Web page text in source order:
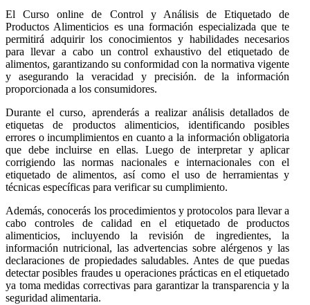
El Curso online de Control y Análisis de Etiquetado de
Productos Alimenticios es una formación especializada que te
permitirá adquirir los conocimientos y habilidades necesarios
para llevar a cabo un control exhaustivo del etiquetado de
alimentos, garantizando su conformidad con la normativa vigente
y asegurando la veracidad y precisión. de la información
proporcionada a los consumidores.
Durante el curso, aprenderás a realizar análisis detallados de
etiquetas de productos alimenticios, identificando posibles
errores o incumplimientos en cuanto a la información obligatoria
que debe incluirse en ellas. Luego de interpretar y aplicar
corrigiendo las normas nacionales e internacionales con el
etiquetado de alimentos, así como el uso de herramientas y
técnicas específicas para verificar su cumplimiento.
Además, conocerás los procedimientos y protocolos para llevar a
cabo controles de calidad en el etiquetado de productos
alimenticios, incluyendo la revisión de ingredientes, la
información nutricional, las advertencias sobre alérgenos y las
declaraciones de propiedades saludables. Antes de que puedas
detectar posibles fraudes u operaciones prácticas en el etiquetado
ya toma medidas correctivas para garantizar la transparencia y la
seguridad alimentaria.